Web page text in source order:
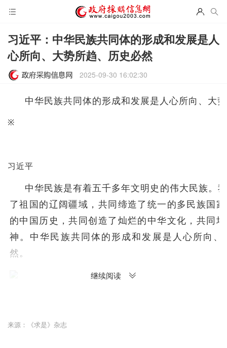
习近平：中华民族共同体的形成和发展是人
心所向、大势所趋、历史必然
2025-09-30 16:02:30
中华民族共同体的形成和发展是人心所向、大
※
习近平
中华民族是有着五千多年文明史的伟大民族。
了祖国的辽阔疆域，共同缔造了统一的多民族国
的中国历史，共同创造了灿烂的中华文化，共同
神。中华民族共同体的形成和发展是人心所向、
然。
话。新华社记者 谢环驰/摄
继续阅读
来源：《求是》杂志